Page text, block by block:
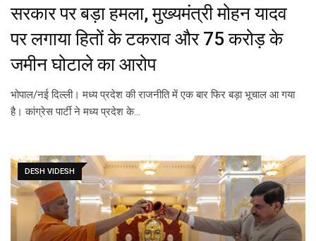
सरकार पर बड़ा हमला, मुख्यमंत्री मोहन यादव
पर लगाया हितों के टकराव और 75 करोड़ के
जमीन घोटाले का आरोप
भोपाल/नई दिल्ली। मध्य प्रदेश की राजनीति में एक बार फिर बड़ा भूचाल आ गया
है। कांग्रेस पार्टी ने मध्य प्रदेश के…
DESH VIDESH